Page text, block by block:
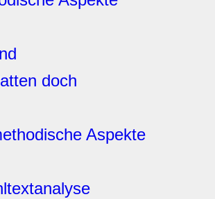
doch
Aspekte